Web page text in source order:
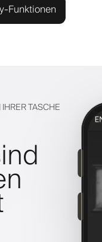
Funktionen
TASCHE